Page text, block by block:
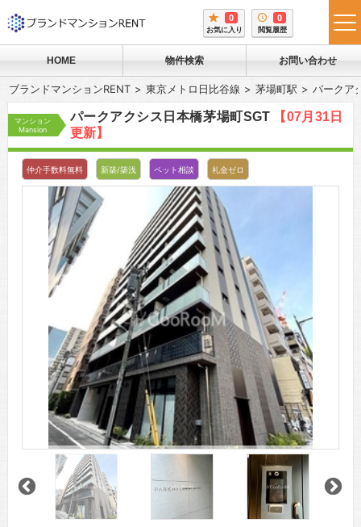
0
お気に入り
0
閲覧履歴
HOME 物件検索 お問い合わせ
ブランドマンションRENT 東京メトロ日比谷線 茅場町駅 パークア
マンション
Mansion
パークアクシス日本橋茅場町SGT
【07月31日
更新】
仲介手数料無料 新築/築浅 ペット相談 礼金ゼロ